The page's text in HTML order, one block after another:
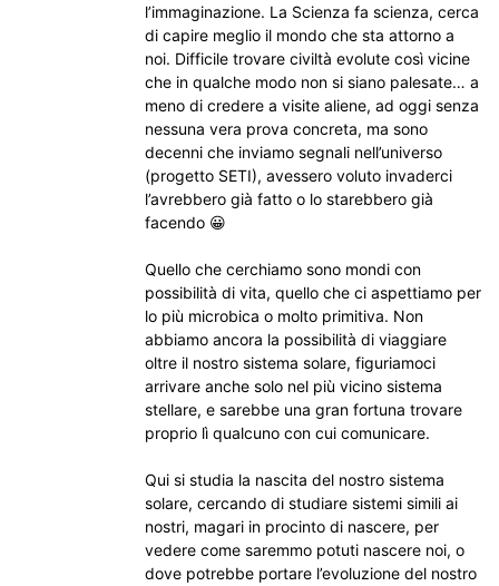
l’immaginazione. La Scienza fa scienza, cerca
di capire meglio il mondo che sta attorno a
noi. Difficile trovare civiltà evolute così vicine
che in qualche modo non si siano palesate… a
meno di credere a visite aliene, ad oggi senza
nessuna vera prova concreta, ma sono
decenni che inviamo segnali nell’universo
(progetto SETI), avessero voluto invaderci
l’avrebbero già fatto o lo starebbero già
facendo 😀
Quello che cerchiamo sono mondi con
possibilità di vita, quello che ci aspettiamo per
lo più microbica o molto primitiva. Non
abbiamo ancora la possibilità di viaggiare
oltre il nostro sistema solare, figuriamoci
arrivare anche solo nel più vicino sistema
stellare, e sarebbe una gran fortuna trovare
proprio lì qualcuno con cui comunicare.
Qui si studia la nascita del nostro sistema
solare, cercando di studiare sistemi simili ai
nostri, magari in procinto di nascere, per
vedere come saremmo potuti nascere noi, o
dove potrebbe portare l’evoluzione del nostro